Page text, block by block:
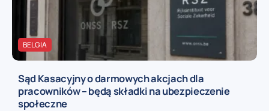
BELGIA
Sąd Kasacyjny o darmowych akcjach dla
pracowników – będą składki na ubezpieczenie
społeczne